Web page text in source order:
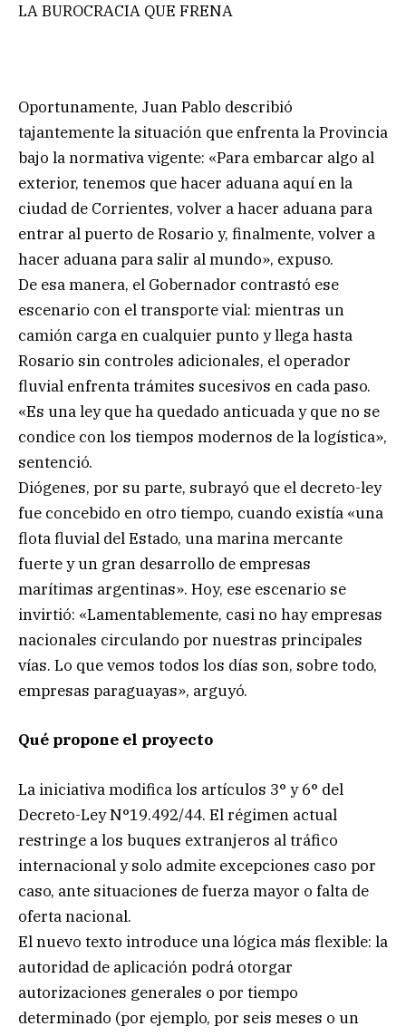
LA BUROCRACIA QUE FRENA
Oportunamente, Juan Pablo describió
tajantemente la situación que enfrenta la Provincia
bajo la normativa vigente: «Para embarcar algo al
exterior, tenemos que hacer aduana aquí en la
ciudad de Corrientes, volver a hacer aduana para
entrar al puerto de Rosario y, finalmente, volver a
hacer aduana para salir al mundo», expuso.
De esa manera, el Gobernador contrastó ese
escenario con el transporte vial: mientras un
camión carga en cualquier punto y llega hasta
Rosario sin controles adicionales, el operador
fluvial enfrenta trámites sucesivos en cada paso.
«Es una ley que ha quedado anticuada y que no se
condice con los tiempos modernos de la logística»,
sentenció.
Diógenes, por su parte, subrayó que el decreto-ley
fue concebido en otro tiempo, cuando existía «una
flota fluvial del Estado, una marina mercante
fuerte y un gran desarrollo de empresas
marítimas argentinas». Hoy, ese escenario se
invirtió: «Lamentablemente, casi no hay empresas
nacionales circulando por nuestras principales
vías. Lo que vemos todos los días son, sobre todo,
empresas paraguayas», arguyó.
Qué propone el proyecto
La iniciativa modifica los artículos 3° y 6° del
Decreto-Ley N°19.492/44. El régimen actual
restringe a los buques extranjeros al tráfico
internacional y solo admite excepciones caso por
caso, ante situaciones de fuerza mayor o falta de
oferta nacional.
El nuevo texto introduce una lógica más flexible: la
autoridad de aplicación podrá otorgar
autorizaciones generales o por tiempo
determinado (por ejemplo, por seis meses o un